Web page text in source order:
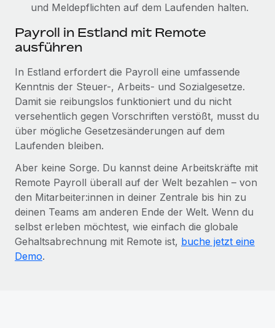
und Meldepflichten auf dem Laufenden halten.
Payroll in Estland mit Remote
ausführen
In Estland erfordert die Payroll eine umfassende
Kenntnis der Steuer-, Arbeits- und Sozialgesetze.
Damit sie reibungslos funktioniert und du nicht
versehentlich gegen Vorschriften verstößt, musst du
über mögliche Gesetzesänderungen auf dem
Laufenden bleiben.
Aber keine Sorge. Du kannst deine Arbeitskräfte mit
Remote Payroll überall auf der Welt bezahlen – von
den Mitarbeiter:innen in deiner Zentrale bis hin zu
deinen Teams am anderen Ende der Welt. Wenn du
selbst erleben möchtest, wie einfach die globale
Gehaltsabrechnung mit Remote ist, buche jetzt eine
Demo.